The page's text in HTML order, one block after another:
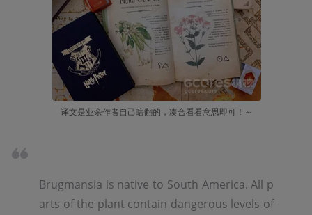
译文是业余作者自己瞎翻的，凑合看看意思即可！～
Brugmansia is native to South America. All p
arts of the plant contain dangerous levels of